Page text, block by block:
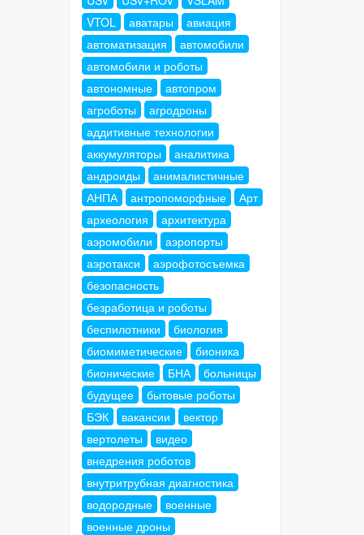
VTOL
аватары
авиация
автоматизация
автомобили
автомобили и роботы
автономные
автопром
агроботы
агродроны
аддитивные технологии
аккумуляторы
аналитика
андроиды
анималистичные
АНПА
антропоморфные
Арт
археология
архитектура
аэромобили
аэропорты
аэротакси
аэрофотосъемка
безопасность
безработица и роботы
беспилотники
биология
биомиметические
бионика
бионические
БНА
больницы
будущее
бытовые роботы
БЭК
вакансии
вектор
вертолеты
видео
внедрения роботов
внутритрубная диагностика
водородные
военные
военные дроны